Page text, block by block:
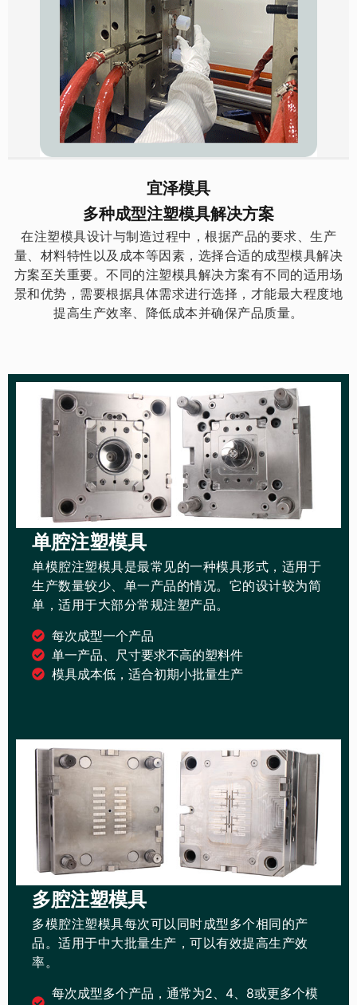
宜泽模具
多种成型注塑模具解决方案
在注塑模具设计与制造过程中，根据产品的要求、生产
量、材料特性以及成本等因素，选择合适的成型模具解决
方案至关重要。不同的注塑模具解决方案有不同的适用场
景和优势，需要根据具体需求进行选择，才能最大程度地
提高生产效率、降低成本并确保产品质量。
单腔注塑模具
单模腔注塑模具是最常见的一种模具形式，适用于
生产数量较少、单一产品的情况。它的设计较为简
单，适用于大部分常规注塑产品。
每次成型一个产品
单一产品、尺寸要求不高的塑料件
模具成本低，适合初期小批量生产
多腔注塑模具
多模腔注塑模具每次可以同时成型多个相同的产
品。适用于中大批量生产，可以有效提高生产效
率。
每次成型多个产品，通常为2、4、8或更多个模